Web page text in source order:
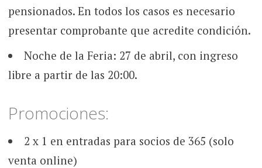
pensionados. En todos los casos es necesario
presentar comprobante que acredite condición.
Noche de la Feria: 27 de abril, con ingreso
libre a partir de las 20:00.
Promociones:
2 x 1 en entradas para socios de 365 (solo
venta online)